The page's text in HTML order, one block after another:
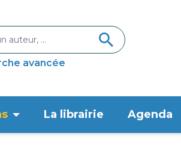
avancée
La librairie Agenda